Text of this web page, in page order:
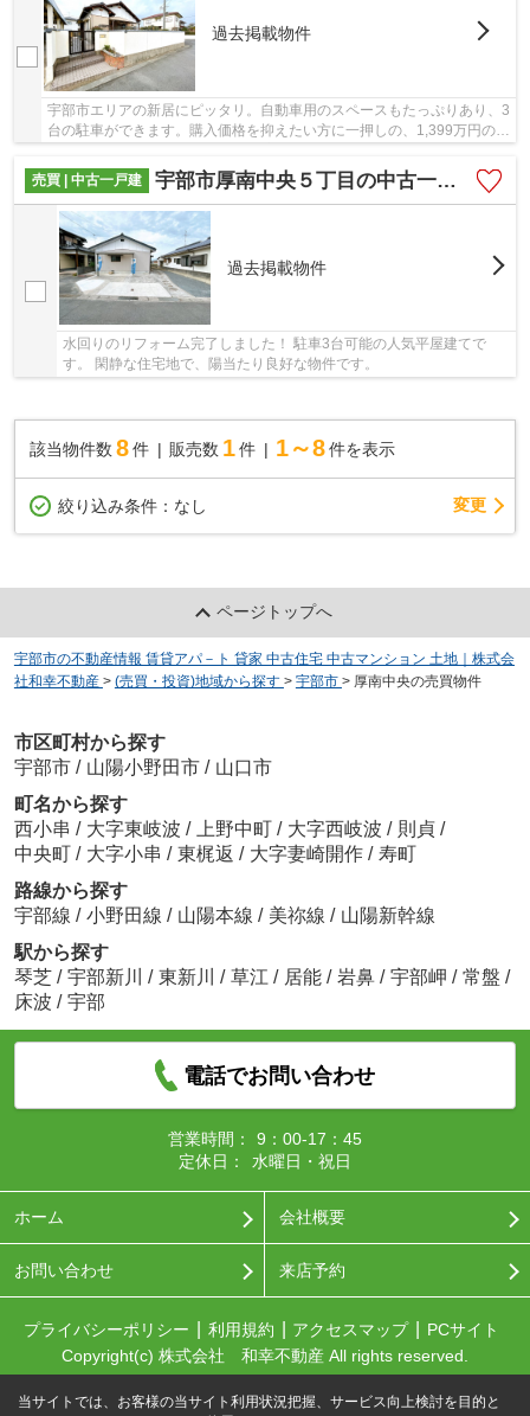
過去掲載物件
宇部市エリアの新居にピッタリ。自動車用のスペースもたっぷりあり、3
台の駐車ができます。購入価格を抑えたい方に一押しの、1,399万円の物
売買 | 中古一戸建
宇部市厚南中央５丁目の中古一戸建
過去掲載物件
水回りのリフォーム完了しました！ 駐車3台可能の人気平屋建てで
す。 閑静な住宅地で、陽当たり良好な物件です。
該当物件数 8件 販売数 1 件 1～8 件を表示
絞り込み条件： なし 変更
ページトップへ
宇部市の不動産情報 賃貸アパ－ト 貸家 中古住宅 中古マンション 土地｜株式会
社和幸不動産 > (売買・投資)地域から探す > 宇部市 > 厚南中央の売買物件
市区町村から探す
宇部市 / 山陽小野田市 / 山口市
町名から探す
西小串 / 大字東岐波 / 上野中町 / 大字西岐波 / 則貞 /
中央町 / 大字小串 / 東梶返 / 大字妻崎開作 / 寿町
路線から探す
宇部線 / 小野田線 / 山陽本線 / 美祢線 / 山陽新幹線
駅から探す
琴芝 / 宇部新川 / 東新川 / 草江 / 居能 / 岩鼻 / 宇部岬 / 常盤 /
床波 / 宇部
電話でお問い合わせ
営業時間：
9：00-17：45
定休日：
水曜日・祝日
ホーム 会社概要
お問い合わせ 来店予約
プライバシーポリシー 利用規約 アクセスマップ
PCサイト
Copyright(c) 株式会社 和幸不動産 All rights reserved.
当サイトでは、お客様の当サイト利用状況把握、サービス向上検討を目的と